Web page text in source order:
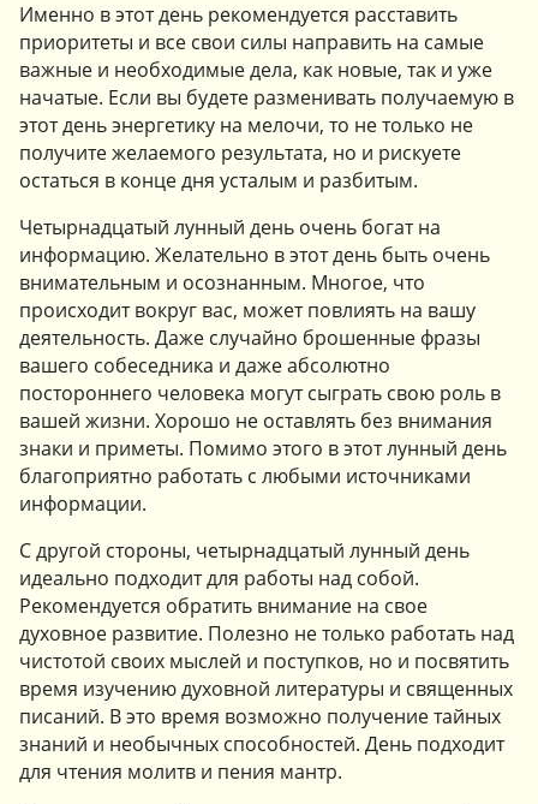
Именно в этот день рекомендуется расставить
приоритеты и все свои силы направить на самые
важные и необходимые дела, как новые, так и уже
начатые. Если вы будете разменивать получаемую в
этот день энергетику на мелочи, то не только не
получите желаемого результата, но и рискуете
остаться в конце дня усталым и разбитым.
Четырнадцатый лунный день очень богат на
информацию. Желательно в этот день быть очень
внимательным и осознанным. Многое, что
происходит вокруг вас, может повлиять на вашу
деятельность. Даже случайно брошенные фразы
вашего собеседника и даже абсолютно
постороннего человека могут сыграть свою роль в
вашей жизни. Хорошо не оставлять без внимания
знаки и приметы. Помимо этого в этот лунный день
благоприятно работать с любыми источниками
информации.
С другой стороны, четырнадцатый лунный день
идеально подходит для работы над собой.
Рекомендуется обратить внимание на свое
духовное развитие. Полезно не только работать над
чистотой своих мыслей и поступков, но и посвятить
время изучению духовной литературы и священных
писаний. В это время возможно получение тайных
знаний и необычных способностей. День подходит
для чтения молитв и пения мантр.